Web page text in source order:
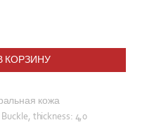
КОРЗИНУ
кожа
thickness: 4,0